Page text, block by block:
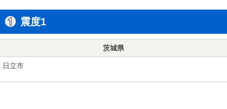
震度1
茨城県
日立市